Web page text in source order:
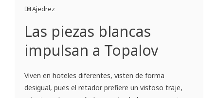
Ajedrez
Las piezas blancas
impulsan a Topalov
Viven en hoteles diferentes, visten de forma
desigual, pues el retador prefiere un vistoso traje,